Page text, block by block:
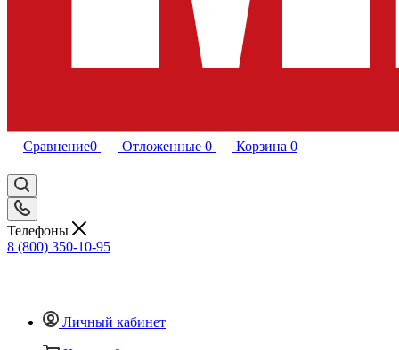
Сравнение0 Отложенные 0 Корзина 0
Телефоны
8 (800) 350-10-95
Личный кабинет